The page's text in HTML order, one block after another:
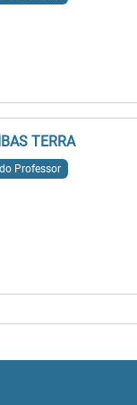
TERRA
Professor